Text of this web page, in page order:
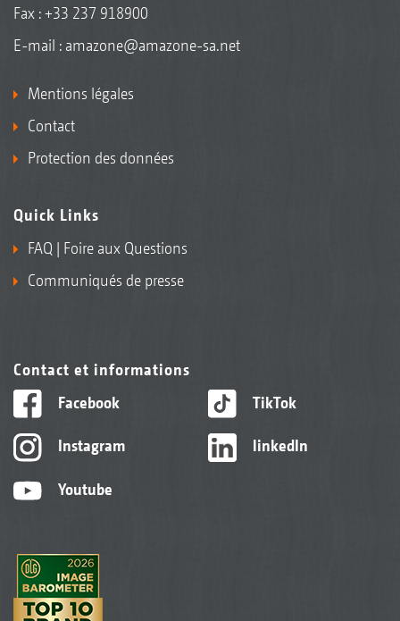
Fax : +33 237 918900
E-mail : amazone@amazone-sa.net
Mentions légales
Contact
Protection des données
Quick Links
FAQ | Foire aux Questions
Communiqués de presse
Contact et informations
Facebook
Instagram
Youtube
TikTok
linkedIn